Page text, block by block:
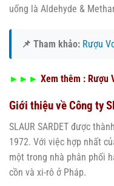
uống là Aldehyde &
📌 Tham khảo: Rượu
►►► Xem thêm : Rượu
Giới thiệu về Công ty
SLAUR SARDET được
1972. Với việc hợp nhất
một trong nhà phân phối
cồn và xi-rô ở Pháp.